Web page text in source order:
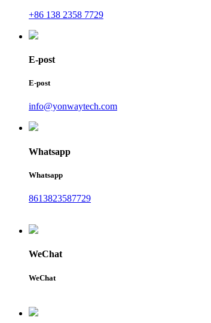
+86 138 2358 7729
E-post
E-post
info@yonwaytech.com
Whatsapp
Whatsapp
8613823587729
WeChat
WeChat